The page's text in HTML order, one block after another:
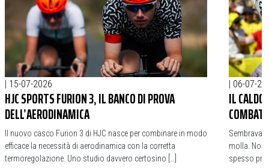
| 15-07-2026
HJC SPORTS FURION 3, IL BANCO DI PROVA
DELL’AERODINAMICA
Il nuovo casco Furion 3 di HJC nasce per combinare in modo
efficace la necessità di aerodinamica con la corretta
termoregolazione. Uno studio davvero certosino […]
| 06-07-
IL
Sembrava
molla. Non
spesso